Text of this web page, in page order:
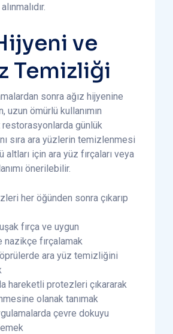
ve
Temizliği
sonra ağız hijyenine
uzun ömürlü kullanımın
günlük
sıra ara yüzlerin temizlenmesi
altları için ara yüz fırçaları veya
önerilebilir.
her öğünden sonra çıkarıp
fırça ve uygun
fırçalamak
ara yüz temizliğini
hareketli protezleri çıkararak
olanak tanımak
çevre dokuyu